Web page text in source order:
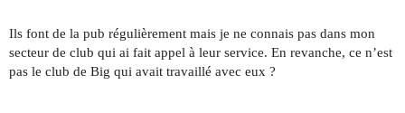
Ils font de la pub régulièrement mais je ne connais pas dans mon
secteur de club qui ai fait appel à leur service. En revanche, ce n’est
pas le club de Big qui avait travaillé avec eux ?